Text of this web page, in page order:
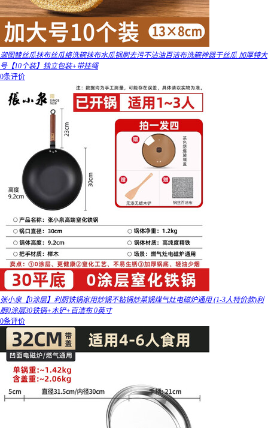
迦图鲮丝瓜抹布丝瓜络洗碗抹布水瓜锅刷去污不沾油百洁布洗碗神器干丝瓜 加厚特大
号【10个装】独立包装+带挂绳
0条评价
张小泉【0涂层】利厨铁锅家用炒锅不粘锅炒菜锅煤气灶电磁炉通用 (1-3人特价款)利
厨0涂层30铁锅+木铲+百洁布 0英寸
0条评价